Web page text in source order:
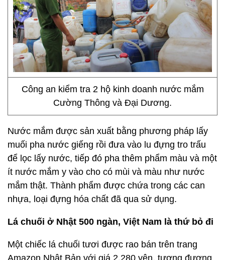
Công an kiểm tra 2 hộ kinh doanh nước mắm
Cường Thông và Đại Dương.
Nước mắm được sản xuất bằng phương pháp lấy
muối pha nước giếng rồi đưa vào lu đựng tro trấu
để lọc lấy nước, tiếp đó pha thêm phẩm màu và một
ít nước mắm y vào cho có mùi và màu như nước
mắm thật. Thành phẩm được chứa trong các can
nhựa, loại đựng hóa chất đã qua sử dụng.
Lá chuối ở Nhật 500 ngàn, Việt Nam là thứ bỏ đi
Một chiếc lá chuối tươi được rao bán trên trang
Amazon Nhật Bản với giá 2.280 yên, tương đương